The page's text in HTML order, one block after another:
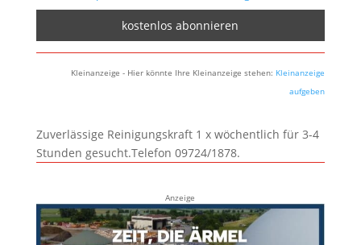
Kleinanzeige - Hier könnte Ihre Kleinanzeige stehen: Kleinanzeige
aufgeben
Zuverlässige Reinigungskraft 1 x wöchentlich für 3-4
Stunden gesucht.Telefon 09724/1878.
Anzeige